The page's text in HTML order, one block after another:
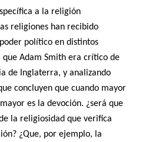
a la religión
religiones han recibido
político en distintos
Adam Smith era crítico de
de Inglaterra, y analizando
concluyen que cuando mayor
es la devoción. ¿será que
la religiosidad que verifica
¿Que, por ejemplo, la